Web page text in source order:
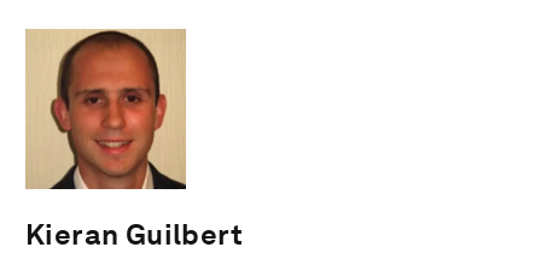
Kieran Guilbert